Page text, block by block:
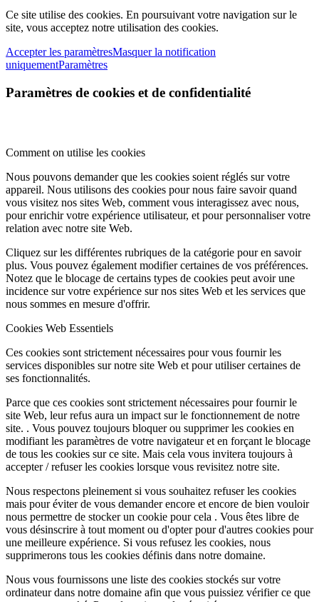
Ce site utilise des cookies. En poursuivant votre navigation sur le
site, vous acceptez notre utilisation des cookies.
Accepter les paramètresMasquer la notification
uniquementParamètres
Paramètres de cookies et de confidentialité
Comment on utilise les cookies
Nous pouvons demander que les cookies soient réglés sur votre
appareil. Nous utilisons des cookies pour nous faire savoir quand
vous visitez nos sites Web, comment vous interagissez avec nous,
pour enrichir votre expérience utilisateur, et pour personnaliser votre
relation avec notre site Web.
Cliquez sur les différentes rubriques de la catégorie pour en savoir
plus. Vous pouvez également modifier certaines de vos préférences.
Notez que le blocage de certains types de cookies peut avoir une
incidence sur votre expérience sur nos sites Web et les services que
nous sommes en mesure d'offrir.
Cookies Web Essentiels
Ces cookies sont strictement nécessaires pour vous fournir les
services disponibles sur notre site Web et pour utiliser certaines de
ses fonctionnalités.
Parce que ces cookies sont strictement nécessaires pour fournir le
site Web, leur refus aura un impact sur le fonctionnement de notre
site. . Vous pouvez toujours bloquer ou supprimer les cookies en
modifiant les paramètres de votre navigateur et en forçant le blocage
de tous les cookies sur ce site. Mais cela vous invitera toujours à
accepter / refuser les cookies lorsque vous revisitez notre site.
Nous respectons pleinement si vous souhaitez refuser les cookies
mais pour éviter de vous demander encore et encore de bien vouloir
nous permettre de stocker un cookie pour cela . Vous êtes libre de
vous désinscrire à tout moment ou d'opter pour d'autres cookies pour
une meilleure expérience. Si vous refusez les cookies, nous
supprimerons tous les cookies définis dans notre domaine.
Nous vous fournissons une liste des cookies stockés sur votre
ordinateur dans notre domaine afin que vous puissiez vérifier ce que